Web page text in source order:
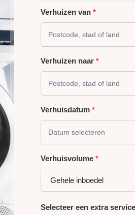
VERHUIZING
PLANNEN
Verhuizen van *
Verhuizen naar *
Verhuisdatum *
Verhuisvolume *
Selecteer een extra